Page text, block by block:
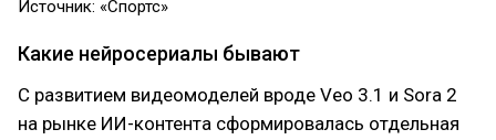
Источник: «Спортс»
Какие нейросериалы бывают
С развитием видеомоделей вроде Veo 3.1 и Sora 2
на рынке ИИ-контента сформировалась отдельная